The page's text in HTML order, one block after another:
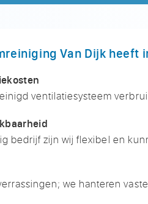
Van Dijk heeft
ventilatiesysteem
bedrijf zijn wij flexibel en
we hanteren